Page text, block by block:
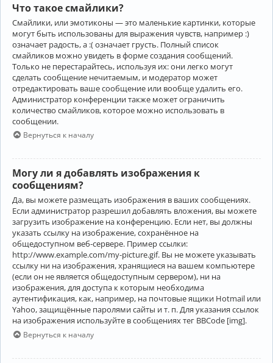
Что такое смайлики?
Смайлики, или эмотиконы — это маленькие картинки, которые
могут быть использованы для выражения чувств, например :)
означает радость, а :( означает грусть. Полный список
смайликов можно увидеть в форме создания сообщений.
Только не перестарайтесь, используя их: они легко могут
сделать сообщение нечитаемым, и модератор может
отредактировать ваше сообщение или вообще удалить его.
Администратор конференции также может ограничить
количество смайликов, которое можно использовать в
сообщении.
Вернуться к началу
Могу ли я добавлять изображения к
сообщениям?
Да, вы можете размещать изображения в ваших сообщениях.
Если администратор разрешил добавлять вложения, вы можете
загрузить изображение на конференцию. Если нет, вы должны
указать ссылку на изображение, сохранённое на
общедоступном веб-сервере. Пример ссылки:
http://www.example.com/my-picture.gif. Вы не можете указывать
ссылку ни на изображения, хранящиеся на вашем компьютере
(если он не является общедоступным сервером), ни на
изображения, для доступа к которым необходима
аутентификация, как, например, на почтовые ящики Hotmail или
Yahoo, защищённые паролями сайты и т. п. Для указания ссылок
на изображения используйте в сообщениях тег BBCode [img].
Вернуться к началу